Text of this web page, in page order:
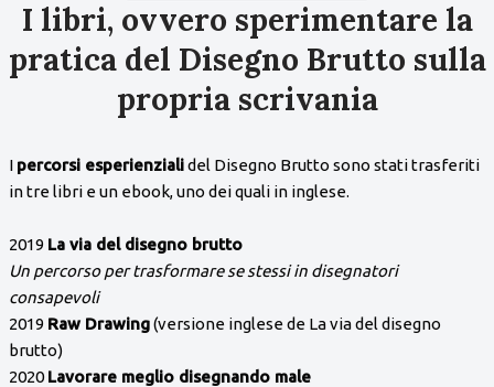
I libri, ovvero sperimentare la
pratica del Disegno Brutto sulla
propria scrivania
I percorsi esperienzialidel Disegno Brutto sono stati trasferiti
in tre libri e un ebook, uno dei quali in inglese.
2019 La via del disegno brutto
Un percorso per trasformare se stessi in disegnatori
consapevoli
2019 Raw Drawing(versione inglese de La via del disegno
brutto)
2020Lavorare meglio disegnando male